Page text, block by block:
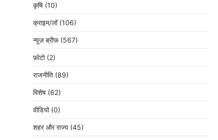
कृषि (10)
क्राइम/लॉ (106)
न्यूज़ ब्रीफ (567)
फ़ोटो (2)
राजनीति (89)
विशेष (62)
वीडियो (0)
शहर और राज्य (45)